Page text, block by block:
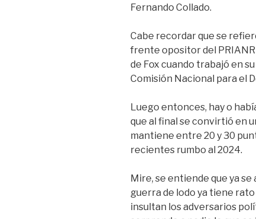
Fernando Collado.
Cabe recordar que se
frente opositor del
de Fox cuando trabajó en
Comisión Nacional para el
Luego entonces, hay o
que al final se convirtió en
mantiene entre 20 y 30
recientes rumbo al 2024.
Mire, se entiende que ya
guerra de lodo ya tiene
insultan los adversarios